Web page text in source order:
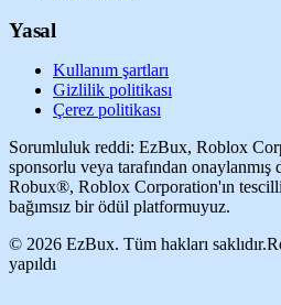
Yasal
Kullanım şartları
Gizlilik politikası
Çerez politikası
Sorumluluk reddi: EzBux, Roblox
sponsorlu veya tarafından
Robux®, Roblox Corporation'ın
bağımsız bir ödül platformuyuz.
© 2026 EzBux. Tüm hakları saklıdır.
yapıldı